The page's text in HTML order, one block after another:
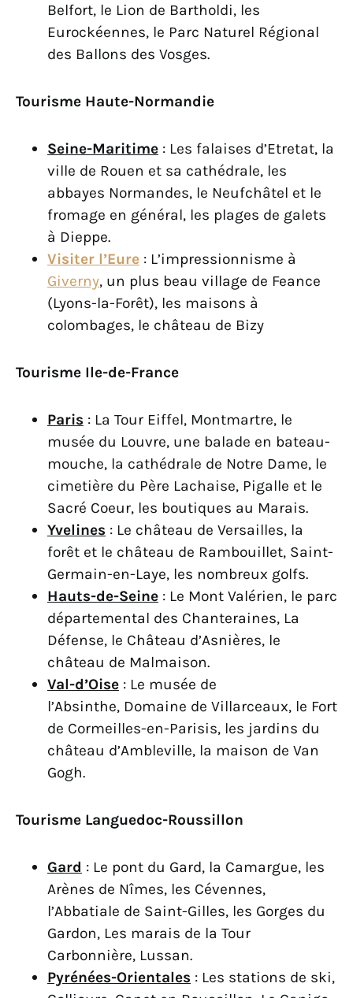
Belfort, le Lion de Bartholdi, les
Eurockéennes, le Parc Naturel Régional
des Ballons des Vosges.
Tourisme Haute-Normandie
Seine-Maritime : Les falaises d’Etretat, la
ville de Rouen et sa cathédrale, les
abbayes Normandes, le Neufchâtel et le
fromage en général, les plages de galets
à Dieppe.
Visiter l’Eure : L’impressionnisme à
Giverny, un plus beau village de Feance
(Lyons-la-Forêt), les maisons à
colombages, le château de Bizy
Tourisme Ile-de-France
Paris : La Tour Eiffel, Montmartre, le
musée du Louvre, une balade en bateau-
mouche, la cathédrale de Notre Dame, le
cimetière du Père Lachaise, Pigalle et le
Sacré Coeur, les boutiques au Marais.
Yvelines : Le château de Versailles, la
forêt et le château de Rambouillet, Saint-
Germain-en-Laye, les nombreux golfs.
Hauts-de-Seine : Le Mont Valérien, le parc
départemental des Chanteraines, La
Défense, le Château d’Asnières, le
château de Malmaison.
Val-d’Oise : Le musée de
l’Absinthe, Domaine de Villarceaux, le Fort
de Cormeilles-en-Parisis, les jardins du
château d’Ambleville, la maison de Van
Gogh.
Tourisme Languedoc-Roussillon
Gard : Le pont du Gard, la Camargue, les
Arènes de Nîmes, les Cévennes,
l’Abbatiale de Saint-Gilles, les Gorges du
Gardon, Les marais de la Tour
Carbonnière, Lussan.
Pyrénées-Orientales : Les stations de ski,